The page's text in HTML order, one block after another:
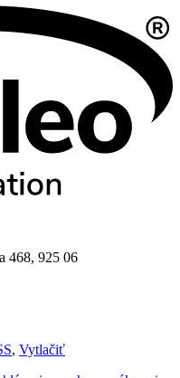
468, 925 06
, Vytlačiť